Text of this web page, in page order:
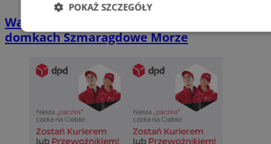
Wakacyjny wypoczynek nad Bałtykiem w
domkach Szmaragdowe Morze
POKAŻ SZCZEGÓŁY
Niezbędne Wydajność
Niesklasyfikowane